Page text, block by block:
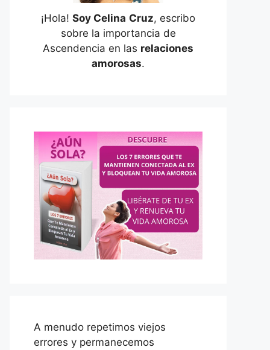
¡Hola! Soy Celina Cruz, escribo
sobre la importancia de
Ascendencia en las relaciones
amorosas.
A menudo repetimos viejos
errores y permanecemos